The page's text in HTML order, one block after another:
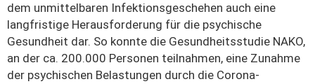
dem unmittelbaren Infektionsgeschehen auch eine
langfristige Herausforderung für die psychische
Gesundheit dar. So konnte die Gesundheitsstudie NAKO,
an der ca. 200.000 Personen teilnahmen, eine Zunahme
der psychischen Belastungen durch die Corona-